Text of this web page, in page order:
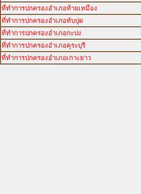
ที่ทำการปกครองอำเภอท้ายเหมือง
ที่ทำการปกครองอำเภอทับปุด
ที่ทำการปกครองอำเภอกะปง
ที่ทำการปกครองอำเภอคุระบุรี
ที่ทำการปกครองอำเภอเกาะยาว